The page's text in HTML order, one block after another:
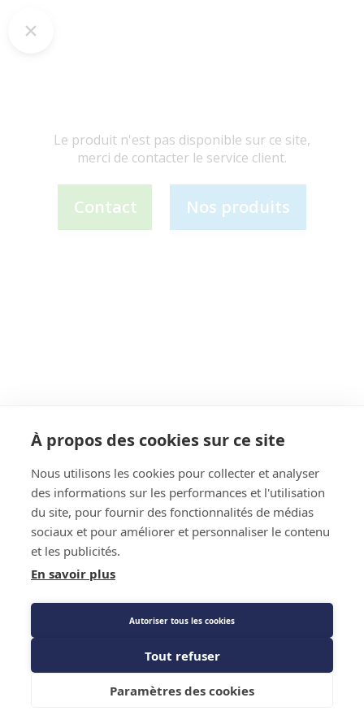
Le produit n'est pas disponible sur ce site,
merci de contacter le service client.
Contact Nos produits
À propos des cookies sur ce site
Nous utilisons les cookies pour collecter et analyser
des informations sur les performances et l'utilisation
du site, pour fournir des fonctionnalités de médias
sociaux et pour améliorer et personnaliser le contenu
et les publicités.
En savoir plus
Autoriser tous les cookies
Tout refuser
Paramètres des cookies